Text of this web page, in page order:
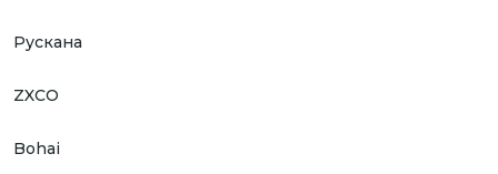
Рускана
ZXCO
Bohai